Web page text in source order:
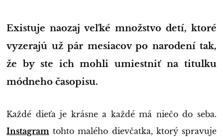
Existuje naozaj veľké množstvo detí, ktoré
vyzerajú už pár mesiacov po narodení tak,
že by ste ich mohli umiestniť na titulku
módneho časopisu.
Každé dieťa je krásne a každé má niečo do seba.
Instagram tohto malého dievčatka, ktorý spravuje